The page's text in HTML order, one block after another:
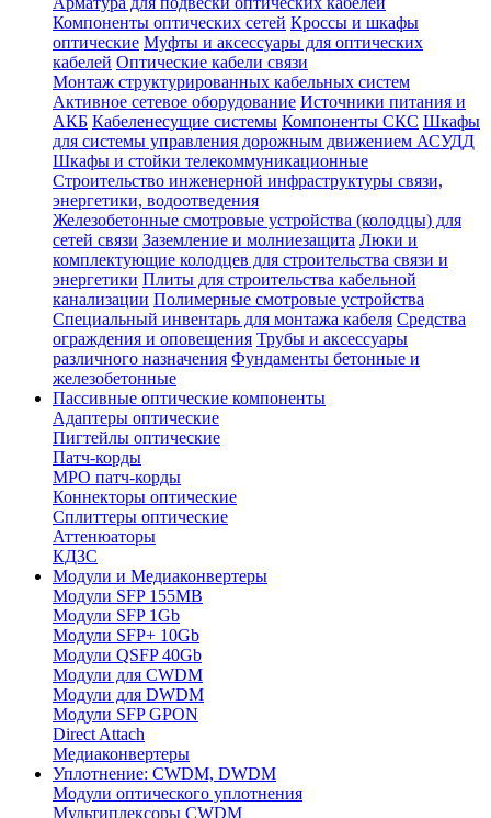
Компоненты оптических сетей Кроссы и шкафы
оптические Муфты и аксессуары для оптических
кабелей Оптические кабели связи
Монтаж структурированных кабельных систем
Активное сетевое оборудование Источники питания и
АКБ Кабеленесущие системы Компоненты СКС Шкафы
для системы управления дорожным движением АСУДД
Шкафы и стойки телекоммуникационные
Строительство инженерной инфраструктуры связи,
энергетики, водоотведения
Железобетонные смотровые устройства (колодцы) для
сетей связи Заземление и молниезащита Люки и
комплектующие колодцев для строительства связи и
энергетики Плиты для строительства кабельной
канализации Полимерные смотровые устройства
Специальный инвентарь для монтажа кабеля Средства
ограждения и оповещения Трубы и аксессуары
различного назначения Фундаменты бетонные и
железобетонные
Пассивные оптические компоненты
Адаптеры оптические
Пигтейлы оптические
Патч-корды
MPO патч-корды
Коннекторы оптические
Сплиттеры оптические
Аттенюаторы
КДЗС
Модули и Медиаконвертеры
Модули SFP 155MB
Модули SFP 1Gb
Модули SFP+ 10Gb
Модули QSFP 40Gb
Модули для CWDM
Модули для DWDM
Модули SFP GPON
Direct Attach
Медиаконвертеры
Уплотнение: CWDM, DWDM
Модули оптического уплотнения
Мультиплексоры CWDM